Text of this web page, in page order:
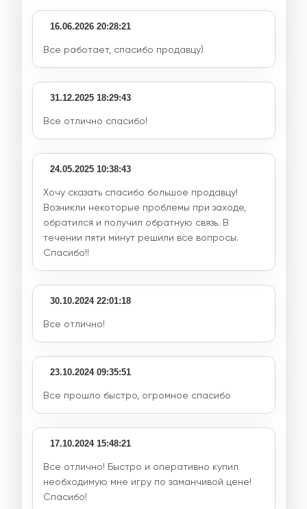
16.06.2026 20:28:21
Все работает, спасибо продавцу)
31.12.2025 18:29:43
Все отлично спасибо!
24.05.2025 10:38:43
Хочу сказать спасибо большое продавцу!
Возникли некоторые проблемы при заходе,
обратился и получил обратную связь. В
течении пяти минут решили все вопросы.
Спасибо!!
30.10.2024 22:01:18
Все отлично!
23.10.2024 09:35:51
Все прошло быстро, огромное спасибо
17.10.2024 15:48:21
Все отлично! Быстро и оперативно купил
необходимую мне игру по заманчивой цене!
Спасибо!